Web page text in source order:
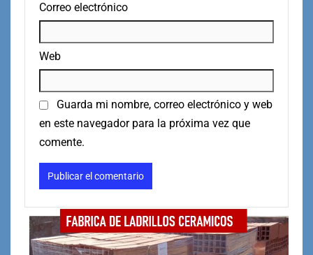
Correo electrónico
Web
Guarda mi nombre, correo electrónico y web
en este navegador para la próxima vez que
comente.